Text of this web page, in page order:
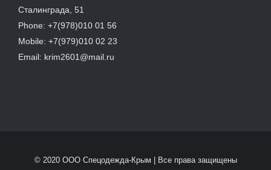
Сталинграда, 51
Phone: +7(978)010 01 56
Mobile: +7(979)010 02 23
Email: krim2601@mail.ru
© 2020 ООО Спецодежда-Крым | Все права защищены